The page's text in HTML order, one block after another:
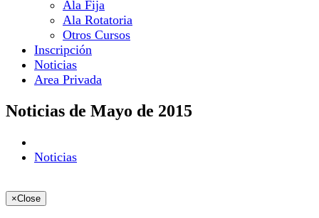
Ala Fija
Ala Rotatoria
Otros Cursos
Inscripción
Noticias
Area Privada
Noticias de Mayo de 2015
Noticias
×Close